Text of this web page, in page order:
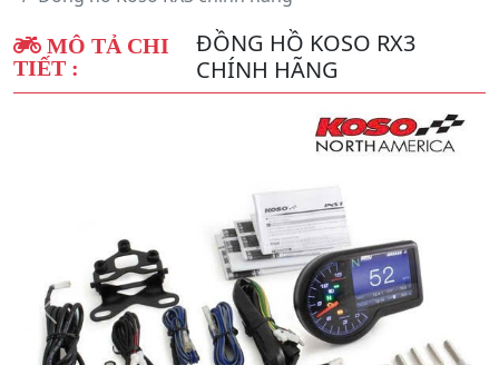
MÔ TẢ CHI
TIẾT :
ĐỒNG HỒ KOSO RX3
CHÍNH HÃNG
Quay
Lại
theo